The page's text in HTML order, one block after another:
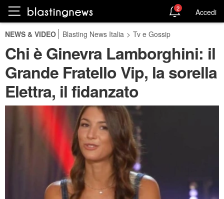
2 Accedi
NEWS & VIDEO Blasting News Italia > Tv e Gossip
Chi è Ginevra Lamborghini: il
Grande Fratello Vip, la sorella
Elettra, il fidanzato